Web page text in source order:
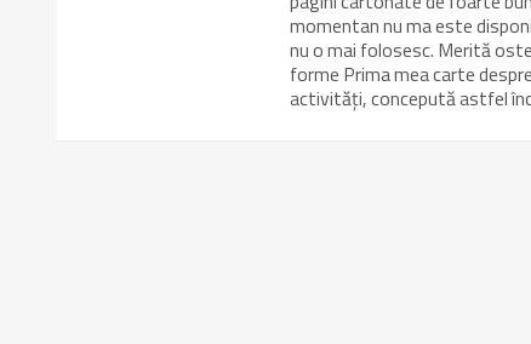
momentan nu ma este
nu o mai folosesc. Merită
forme Prima mea carte
activități, concepută astfel